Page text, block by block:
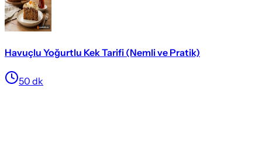
Havuçlu Yoğurtlu Kek Tarifi (Nemli ve Pratik)
50 dk